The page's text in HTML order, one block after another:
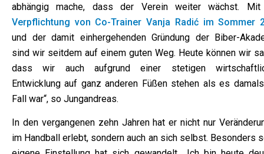
abhängig mache, dass der Verein weiter wächst.
Verpflichtung von Co-Trainer Vanja Radić im Sommer
und der damit einhergehenden Gründung der Biber-
sind wir seitdem auf einem guten Weg. Heute können wir
dass wir auch aufgrund einer stetigen
Entwicklung auf ganz anderen Füßen stehen als es
Fall war“, so Jungandreas.
In den vergangenen zehn Jahren hat er nicht nur
im Handball erlebt, sondern auch an sich selbst. Besonders